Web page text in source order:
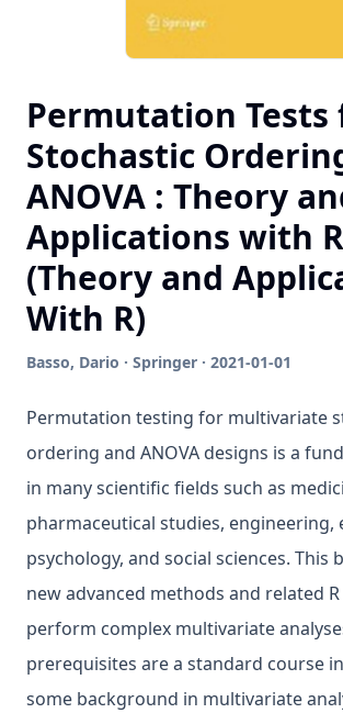
Permutation Tests
Stochastic
ANOVA : Theory
Applications with R
(Theory and
With R)
Basso, Dario · Springer · 2021-01-01
Permutation testing for multivariate
ordering and ANOVA designs is a
in many scientific fields such as
pharmaceutical studies, engineering,
psychology, and social sciences. This
new advanced methods and related
perform complex multivariate
prerequisites are a standard course
some background in multivariate